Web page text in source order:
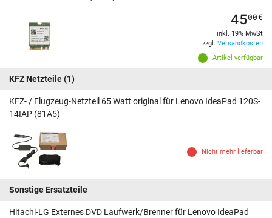
Artikel verfügbar
4500€
inkl. 19% MwSt
zzgl. Versandkosten
KFZ Netzteile(1)
KFZ- / Flugzeug-Netzteil 65 Watt original für Lenovo IdeaPad 120S-
14IAP (81A5)
Nicht mehr lieferbar
Sonstige Ersatzteile
Hitachi-LG Externes DVD Laufwerk/Brenner für Lenovo IdeaPad